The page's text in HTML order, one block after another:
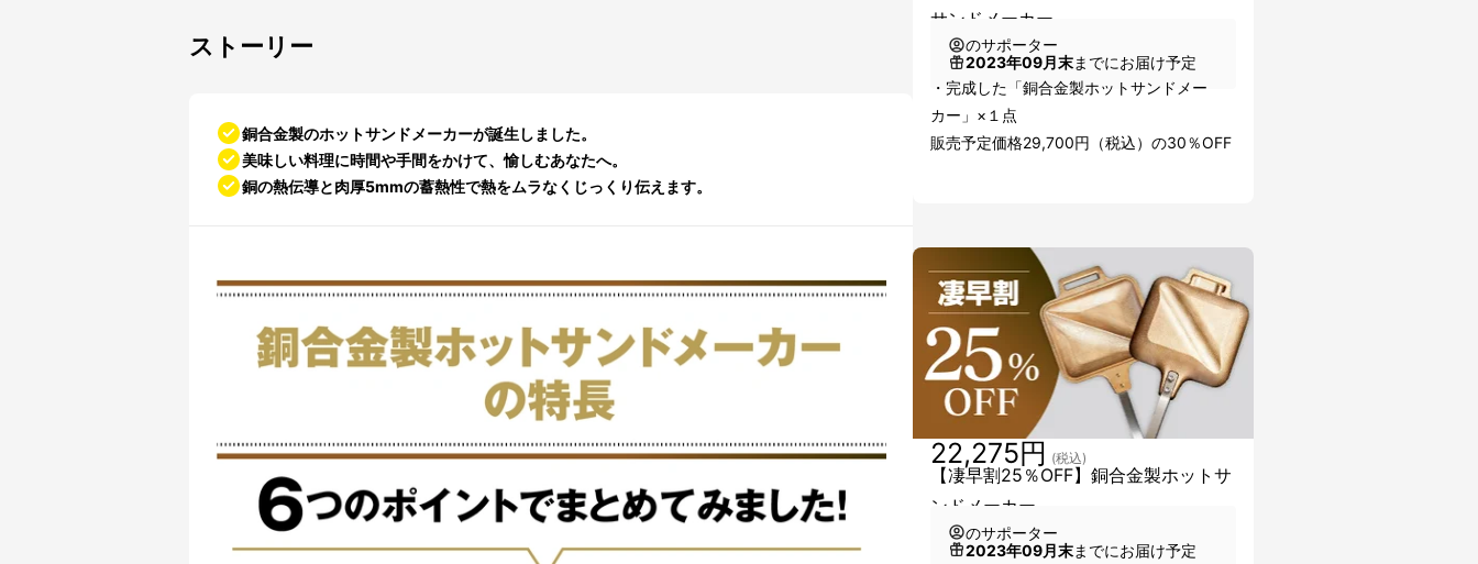
ストーリー
銅合金製のホットサンドメーカーが誕生しました。
美味しい料理に時間や手間をかけて、愉しむあなたへ。
銅の熱伝導と肉厚5mmの蓄熱性で熱をムラなくじっくり伝えます。
サンドメーカー
のサポーター
2023年09月末までにお届け予定
・完成した「銅合金製ホットサンドメー
カー」×１点
販売予定価格29,700円（税込）の30％OFF
【凄早割25％OFF】銅合金製ホットサ
ンドメーカー
22,275円 (税込)
のサポーター
2023年09月末までにお届け予定